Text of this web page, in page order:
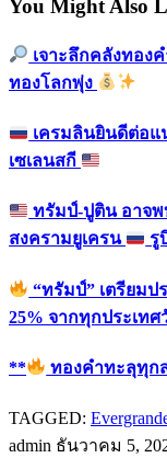
You Might Also
เจาะลึกคลังทอง
ทองโลกพุ่ง
เครมลินยินดีต่อ
เซเลนสกี
ทรัมป์-ปูติน อาจ
สงครามยูเครน
รู
“ทรัมป์” เตรียมป
25% จากทุกประเทศ
** ทองคำทะลุทุก
TAGGED:
admin ธันวาคม 5,